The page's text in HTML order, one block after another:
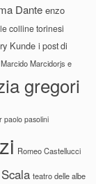
Dante enzo
colline torinesi
Kunde i post di
Marcido Marcidorjs e
gregori
paolo pasolini
Romeo Castellucci
teatro delle albe